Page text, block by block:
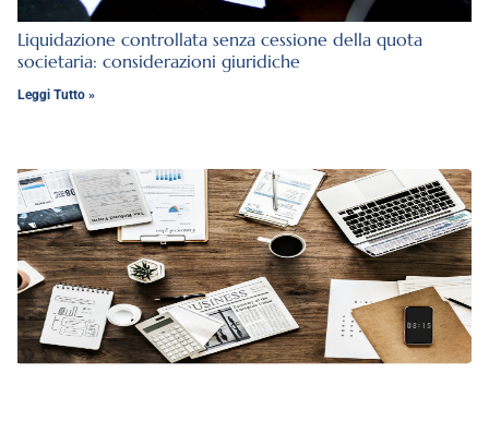
Liquidazione controllata senza cessione della quota
societaria: considerazioni giuridiche
Leggi Tutto »